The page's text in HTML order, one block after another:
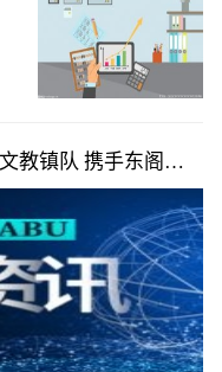
教镇队 携手东阁镇